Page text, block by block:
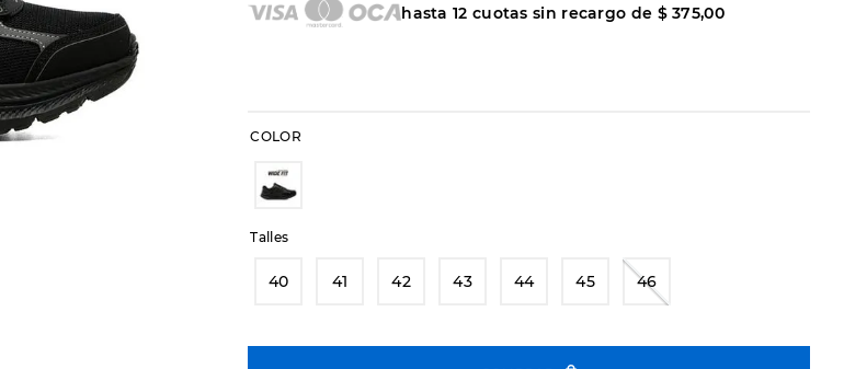
hasta12 cuotas sin recargo de $ 375,00
COLOR
Talles
40 41 42 43 44 45 46